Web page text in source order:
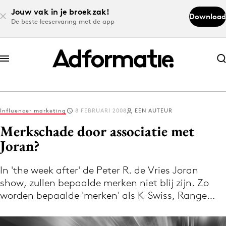
Jouw vak in je broekzak!
De beste leeservaring met de app
Download
Abonneer nu
Abonneer nu
Log in
Volg het laatste nieuws via de Adformatie
Nieuws app
Influencer marketing 8 FEBRUARI 2008 EEN AUTEUR
Merkschade door associatie met
Joran?
In 'the week after' de Peter R. de Vries Joran
show, zullen bepaalde merken niet blij zijn. Zo
worden bepaalde 'merken' als K-Swiss, Range…